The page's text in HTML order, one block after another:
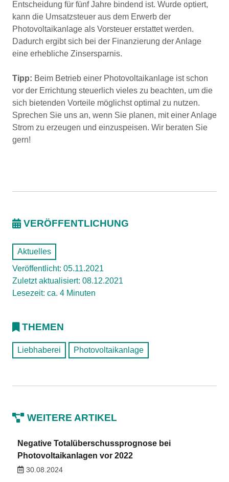
Entscheidung für fünf Jahre bindend ist. Wurde optiert,
kann die Umsatzsteuer aus dem Erwerb der
Photovoltaikanlage als Vorsteuer erstattet werden.
Dadurch ergibt sich bei der Finanzierung der Anlage
eine erhebliche Zinsersparnis.
Tipp: Beim Betrieb einer Photovoltaikanlage ist schon
vor der Errichtung steuerlich vieles zu beachten, um die
sich bietenden Vorteile möglichst optimal zu nutzen.
Sprechen Sie uns an, wenn Sie planen, mit einer Anlage
Strom zu erzeugen und einzuspeisen. Wir beraten Sie
gern!
VERÖFFENTLICHUNG
Aktuelles
Veröffentlicht: 05.11.2021
Zuletzt aktualisiert: 08.12.2021
Lesezeit: ca. 4 Minuten
THEMEN
Liebhaberei Photovoltaikanlage
WEITERE ARTIKEL
Negative Totalüberschussprognose bei
Photovoltaikanlagen vor 2022
30.08.2024